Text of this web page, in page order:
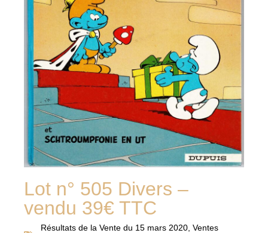
Lot n° 505 Divers –
vendu 39€ TTC
Résultats de la Vente du 15 mars 2020 Ventes